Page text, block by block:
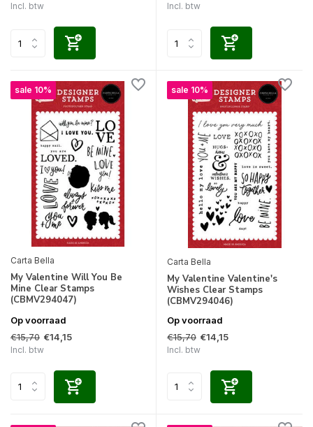
Incl. btw Incl. btw
sale 10%
Carta Bella
My Valentine Will You Be
Mine Clear Stamps
(CBMV294047)
Op voorraad
€15,70 €14,15
Incl. btw
sale 10%
Carta Bella
My Valentine Valentine's
Wishes Clear Stamps
(CBMV294046)
Op voorraad
€15,70 €14,15
Incl. btw